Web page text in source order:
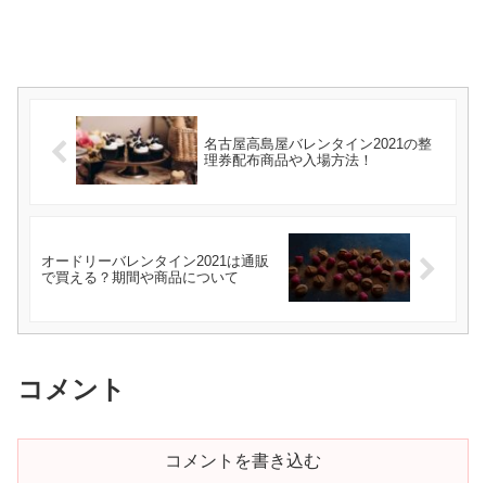
名古屋高島屋バレンタイン2021の整
理券配布商品や入場方法！
オードリーバレンタイン2021は通販
で買える？期間や商品について
コメント
コメントを書き込む